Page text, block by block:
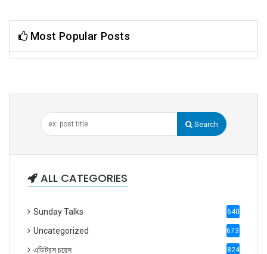
Most Popular Posts
Search
ALL CATEGORIES
Sunday Talks 640
Uncategorized 6738
এডিটরস চয়েস 824